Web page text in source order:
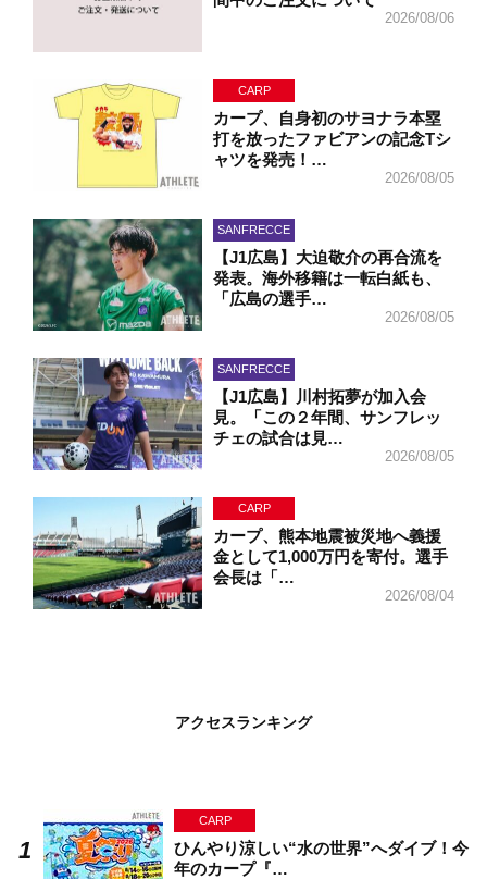
2026/08/06
CARP
カープ、自身初のサヨナラ本塁
打を放ったファビアンの記念Tシ
ャツを発売！…
2026/08/05
SANFRECCE
【J1広島】大迫敬介の再合流を
発表。海外移籍は一転白紙も、
「広島の選手…
2026/08/05
SANFRECCE
【J1広島】川村拓夢が加入会
見。「この２年間、サンフレッ
チェの試合は見…
2026/08/05
CARP
カープ、熊本地震被災地へ義援
金として1,000万円を寄付。選手
会長は「…
2026/08/04
アクセスランキング
CARP
ひんやり涼しい“水の世界”へダイブ！今
年のカープ『…